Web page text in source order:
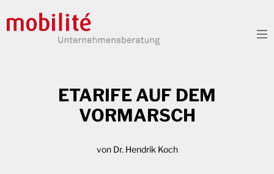
ETARIFE AUF DEM
VORMARSCH
von Dr. Hendrik Koch